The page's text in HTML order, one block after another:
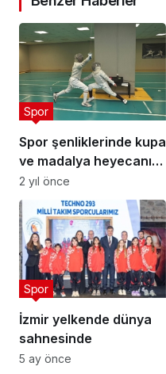
Spor şenliklerinde kupa
ve madalya heyecanı
sürüyor
Spor
2 yıl önce
İzmir yelkende dünya
sahnesinde
Spor
5 ay önce